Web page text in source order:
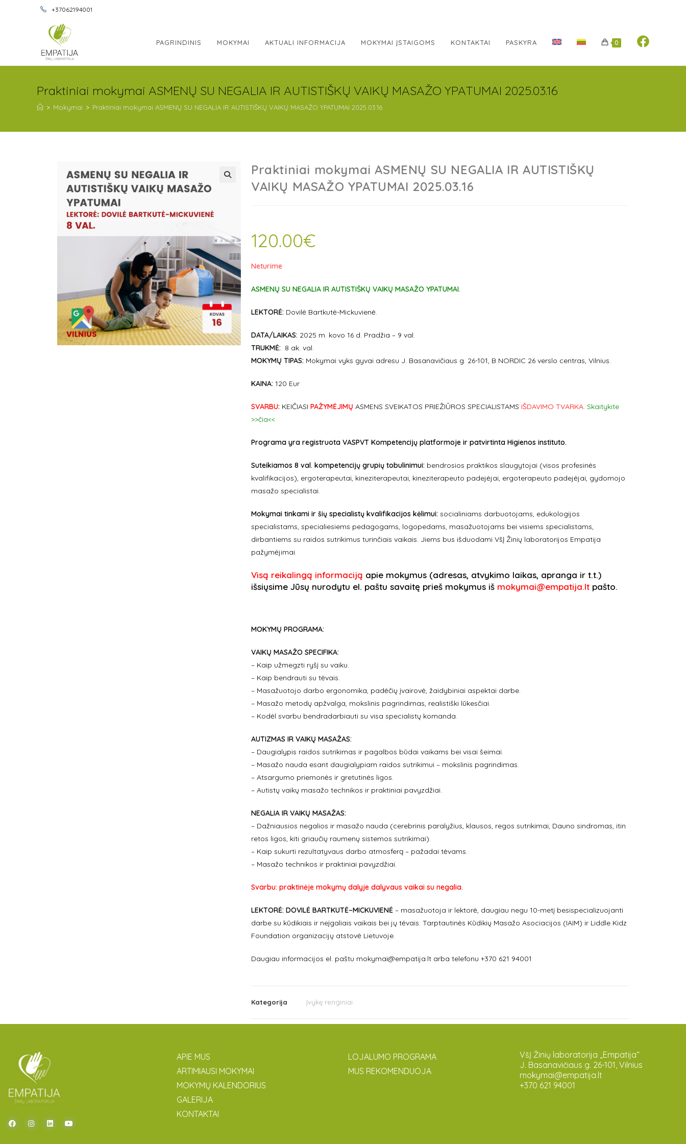
+37062194001
PAGRINDINIS MOKYMAI AKTUALI INFORMACIJA MOKYMAI ĮSTAIGOMS KONTAKTAI PASKYRA 0
Praktiniai mokymai ASMENŲ SU NEGALIA IR AUTISTIŠKŲ VAIKŲ MASAŽO YPATUMAI 2025.03.16
> Mokymai > Praktiniai mokymai ASMENŲ SU NEGALIA IR AUTISTIŠKŲ VAIKŲ MASAŽO YPATUMAI 2025.03.16
Praktiniai mokymai ASMENŲ SU NEGALIA IR AUTISTIŠKŲ
VAIKŲ MASAŽO YPATUMAI 2025.03.16
120.00€
Neturime
ASMENŲ SU NEGALIA IR AUTISTIŠKŲ VAIKŲ MASAŽO YPATUMAI.
LEKTORĖ: Dovilė Bartkutė-Mickuvienė.
DATA/LAIKAS: 2025 m. kovo 16 d. Pradžia – 9 val.
TRUKMĖ: 8 ak. val.
MOKYMŲ TIPAS: Mokymai vyks gyvai adresu J. Basanavičiaus g. 26-101, B NORDIC 26 verslo centras, Vilnius.
KAINA: 120 Eur
SVARBU: KEIČIASI PAŽYMĖJIMŲ ASMENS SVEIKATOS PRIEŽIŪROS SPECIALISTAMS IŠDAVIMO TVARKA. Skaitykite
>>čia<<
Programa yra registruota VASPVT Kompetencijų platformoje ir patvirtinta Higienos instituto.
Suteikiamos 8 val. kompetencijų grupių tobulinimui: bendrosios praktikos slaugytojai (visos profesinės
kvalifikacijos), ergoterapeutai, kineziterapeutai, kineziterapeuto padejėjai, ergoterapeuto padejėjai, gydomojo
masažo specialistai.
Mokymai tinkami ir šių specialistų kvalifikacijos kėlimui: socialiniams darbuotojams, edukologijos
specialistams, specialiesiems pedagogams, logopedams, masažuotojams bei visiems specialistams,
dirbantiems su raidos sutrikimus turinčiais vaikais. Jiems bus išduodami VšĮ Žinių laboratorijos Empatija
pažymėjimai.
Visą reikalingą informaciją apie mokymus (adresas, atvykimo laikas, apranga ir t.t.)
išsiųsime Jūsų nurodytu el. paštu savaitę prieš mokymus iš mokymai@empatija.ltpašto.
MOKYMŲ PROGRAMA:
VAIKŲ MASAŽO SPECIFIKA:
– Kaip užmegzti ryšį su vaiku.
– Kaip bendrauti su tėvais.
– Masažuotojo darbo ergonomika, padėčių įvairovė, žaidybiniai aspektai darbe.
– Masažo metodų apžvalga, mokslinis pagrindimas, realistiški lūkesčiai.
– Kodėl svarbu bendradarbiauti su visa specialistų komanda.
AUTIZMAS IR VAIKŲ MASAŽAS:
– Daugialypis raidos sutrikimas ir pagalbos būdai vaikams bei visai šeimai.
– Masažo nauda esant daugialypiam raidos sutrikimui – mokslinis pagrindimas.
– Atsargumo priemonės ir gretutinės ligos.
– Autistų vaikų masažo technikos ir praktiniai pavyzdžiai.
NEGALIA IR VAIKŲ MASAŽAS:
– Dažniausios negalios ir masažo nauda (cerebrinis paralyžius, klausos, regos sutrikimai, Dauno sindromas, itin
retos ligos, kiti griaučių raumenų sistemos sutrikimai).
– Kaip sukurti rezultatyvaus darbo atmosferą – pažadai tėvams.
– Masažo technikos ir praktiniai pavyzdžiai.
Svarbu: praktinėje mokymų dalyje dalyvaus vaikai su negalia.
LEKTORĖ: DOVILĖ BARTKUTĖ–MICKUVIENĖ– masažuotoja ir lektorė, daugiau negu 10-metį besispecializuojanti
darbe su kūdikiais ir neįgaliais vaikais bei jų tėvais. Tarptautinės Kūdikių Masažo Asociacijos (IAIM) ir Liddle Kidz
Foundation organizacijų atstovė Lietuvoje.
Daugiau informacijos el. paštu mokymai@empatija.lt arba telefonu +370 621 94001
Kategorija Įvykę renginiai
APIE MUS
ARTIMIAUSI MOKYMAI
MOKYMŲ KALENDORIUS
GALERIJA
KONTAKTAI
LOJALUMO PROGRAMA
MUS REKOMENDUOJA
VšĮ Žinių laboratorija „Empatija“
J. Basanavičiaus g. 26-101, Vilnius
mokymai@empatija.lt
+370 621 94001